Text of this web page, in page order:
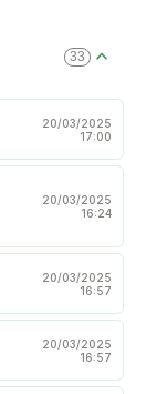
33
20/03/2025
17:00
20/03/2025
16:24
20/03/2025
16:57
20/03/2025
16:57